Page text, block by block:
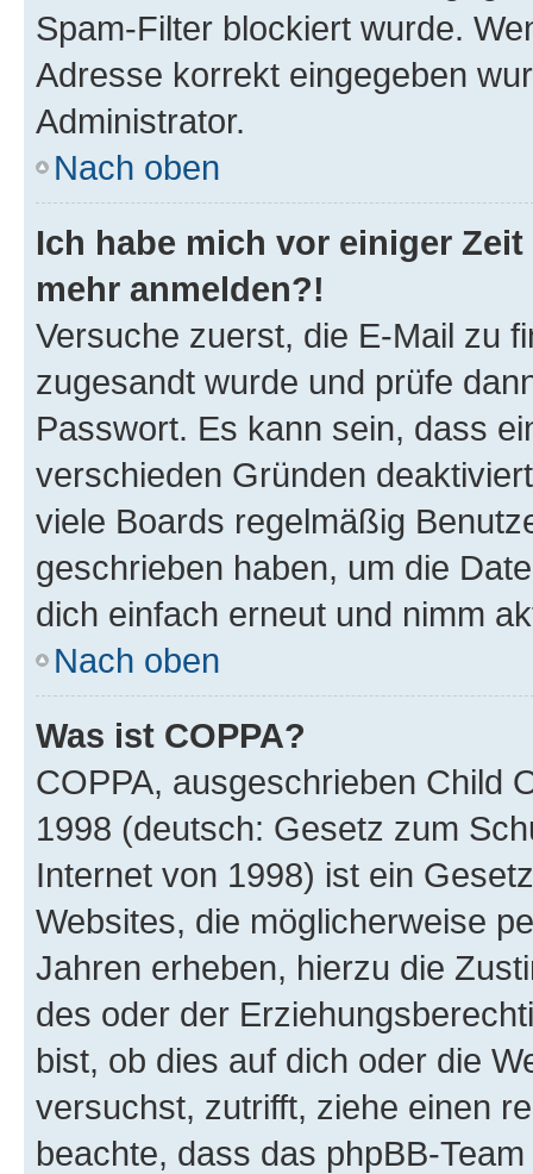
Spam-Filter blockiert wurde.
Adresse korrekt eingegeben
Administrator.
Nach oben
Ich habe mich vor einiger
mehr anmelden?!
Versuche zuerst, die E-Mail zu
zugesandt wurde und prüfe
Passwort. Es kann sein, dass
verschieden Gründen
viele Boards regelmäßig
geschrieben haben, um die
dich einfach erneut und nimm
Nach oben
Was ist COPPA?
COPPA, ausgeschrieben Child
1998 (deutsch: Gesetz zum
Internet von 1998) ist ein
Websites, die möglicherweise
Jahren erheben, hierzu die
des oder der
bist, ob dies auf dich oder die
versuchst, zutrifft, ziehe einen
beachte, dass das phpBB-